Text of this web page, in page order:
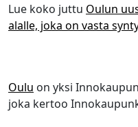
Lue koko juttu Oulun
alalle, joka on vasta
Oulu on yksi
joka kertoo